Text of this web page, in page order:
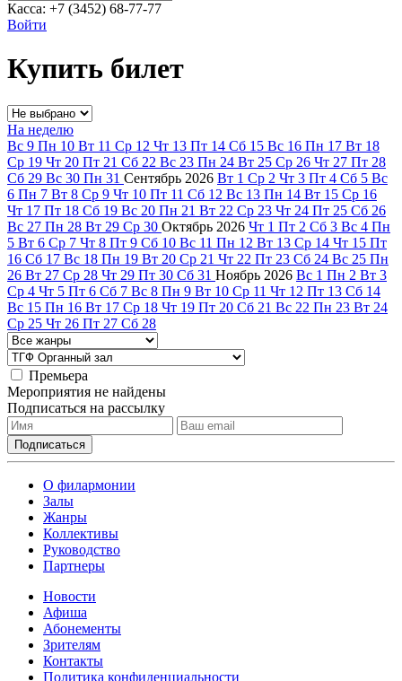
Касса: +7 (3452) 68-77-77
Войти
Купить билет
На неделю
Вс 9 Пн 10 Вт 11 Ср 12 Чт 13 Пт 14 Сб 15 Вс 16 Пн 17 Вт 18
Ср 19 Чт 20 Пт 21 Сб 22 Вс 23 Пн 24 Вт 25 Ср 26 Чт 27 Пт 28
Сб 29 Вс 30 Пн 31 Сентябрь 2026 Вт 1 Ср 2 Чт 3 Пт 4 Сб 5 Вс
6 Пн 7 Вт 8 Ср 9 Чт 10 Пт 11 Сб 12 Вс 13 Пн 14 Вт 15 Ср 16
Чт 17 Пт 18 Сб 19 Вс 20 Пн 21 Вт 22 Ср 23 Чт 24 Пт 25 Сб 26
Вс 27 Пн 28 Вт 29 Ср 30 Октябрь 2026 Чт 1 Пт 2 Сб 3 Вс 4 Пн
5 Вт 6 Ср 7 Чт 8 Пт 9 Сб 10 Вс 11 Пн 12 Вт 13 Ср 14 Чт 15 Пт
16 Сб 17 Вс 18 Пн 19 Вт 20 Ср 21 Чт 22 Пт 23 Сб 24 Вс 25 Пн
26 Вт 27 Ср 28 Чт 29 Пт 30 Сб 31 Ноябрь 2026 Вс 1 Пн 2 Вт 3
Ср 4 Чт 5 Пт 6 Сб 7 Вс 8 Пн 9 Вт 10 Ср 11 Чт 12 Пт 13 Сб 14
Вс 15 Пн 16 Вт 17 Ср 18 Чт 19 Пт 20 Сб 21 Вс 22 Пн 23 Вт 24
Ср 25 Чт 26 Пт 27 Сб 28
Премьера
Мероприятия не найдены
Подписаться на рассылку
О филармонии
Залы
Жанры
Коллективы
Руководство
Партнеры
Новости
Афиша
Абонементы
Зрителям
Контакты
Политика конфиденциальности